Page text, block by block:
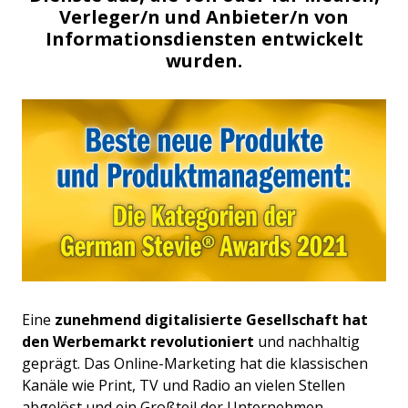
Verleger/n und Anbieter/n von
Informationsdiensten entwickelt
wurden.
Eine zunehmend digitalisierte Gesellschaft hat
den Werbemarkt revolutioniert und nachhaltig
geprägt. Das Online-Marketing hat die klassischen
Kanäle wie Print, TV und Radio an vielen Stellen